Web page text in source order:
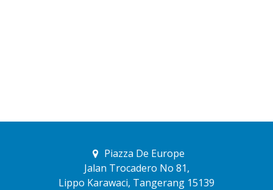
Piazza De Europe
Jalan Trocadero No 81,
Lippo Karawaci, Tangerang 15139